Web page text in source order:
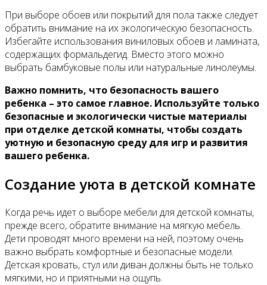
При выборе обоев или покрытий для пола также следует
обратить внимание на их экологическую безопасность.
Избегайте использования виниловых обоев и ламината,
содержащих формальдегид. Вместо этого можно
выбрать бамбуковые полы или натуральные линолеумы.
Важно помнить, что безопасность вашего
ребенка – это самое главное. Используйте только
безопасные и экологически чистые материалы
при отделке детской комнаты, чтобы создать
уютную и безопасную среду для игр и развития
вашего ребенка.
Создание уюта в детской комнате
Когда речь идет о выборе мебели для детской комнаты,
прежде всего, обратите внимание на мягкую мебель.
Дети проводят много времени на ней, поэтому очень
важно выбрать комфортные и безопасные модели.
Детская кровать, стул или диван должны быть не только
мягкими, но и приятными на ощупь.